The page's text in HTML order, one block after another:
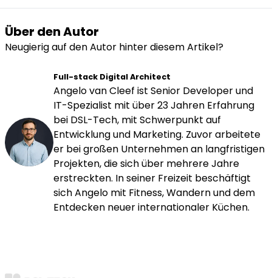
Über den Autor
Neugierig auf den Autor hinter diesem Artikel?
Full-stack Digital Architect
Angelo van Cleef ist Senior Developer und
IT-Spezialist mit über 23 Jahren Erfahrung
bei DSL-Tech, mit Schwerpunkt auf
Entwicklung und Marketing. Zuvor arbeitete
er bei großen Unternehmen an langfristigen
Projekten, die sich über mehrere Jahre
erstreckten. In seiner Freizeit beschäftigt
sich Angelo mit Fitness, Wandern und dem
Entdecken neuer internationaler Küchen.